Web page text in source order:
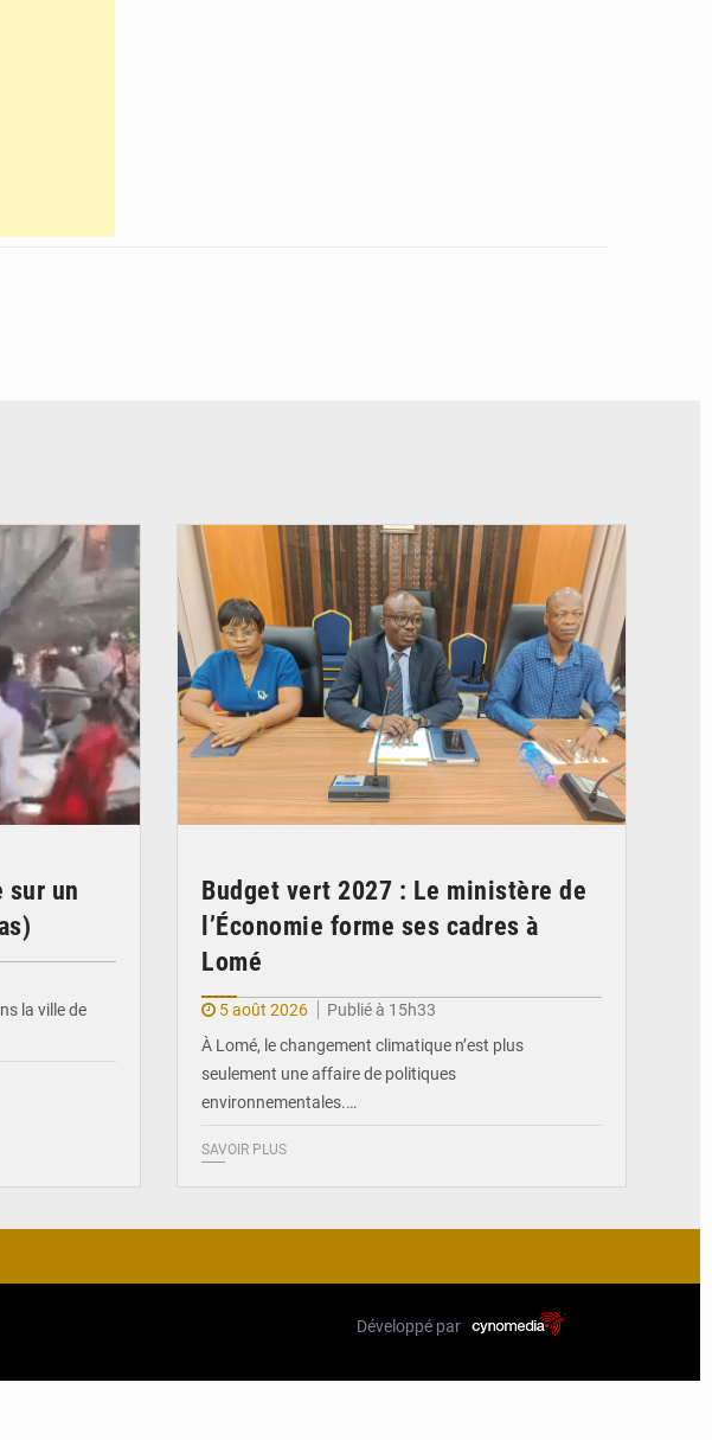
sur un
la ville de
Budget vert 2027 : Le ministère de
l’Économie forme ses cadres à
Lomé
5 août 2026
Publié à 15h33
À Lomé, le changement climatique n’est plus
seulement une affaire de politiques
environnementales.…
SAVOIR PLUS
Développé par